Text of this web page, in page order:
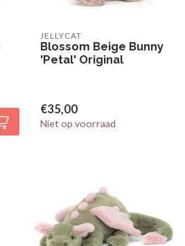
JELLYCAT
Blossom Beige Bunny
'Petal' Original
€35,00
Niet op voorraad